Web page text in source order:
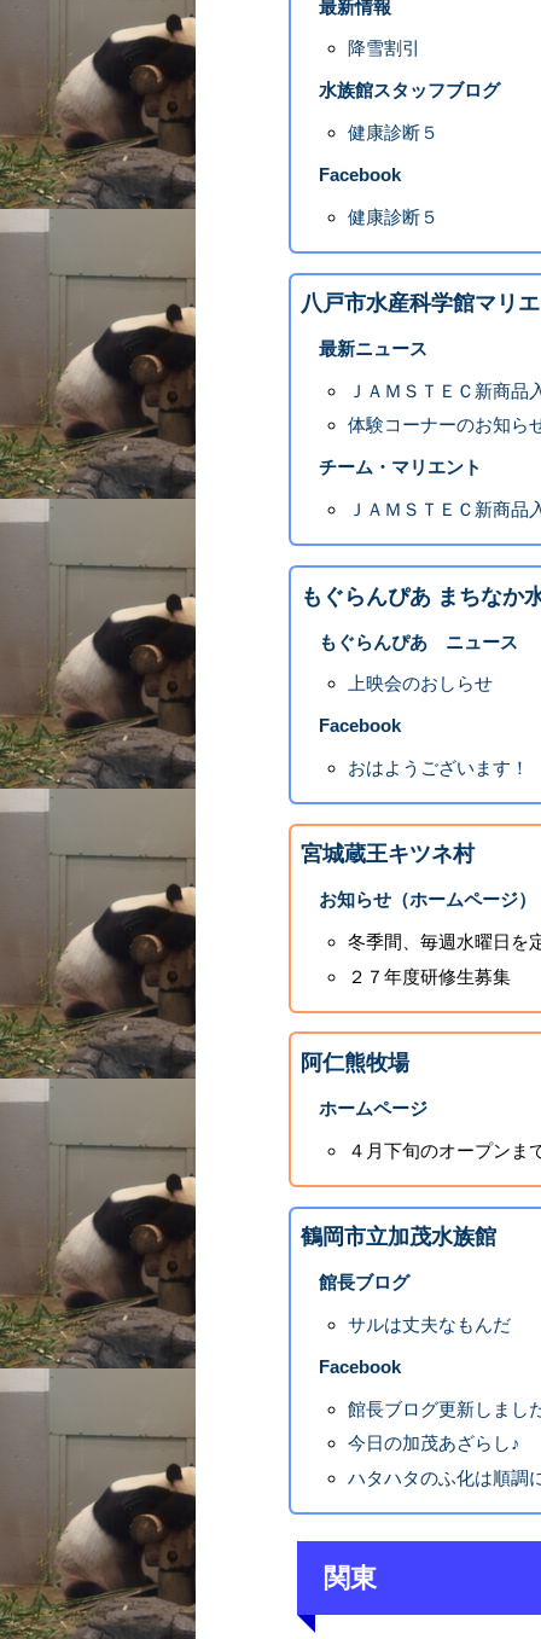
最新情報
降雪割引
水族館スタッフブログ
健康診断５
Facebook
健康診断５
八戸市水産科学館マリ
最新ニュース
ＪＡＭＳＴＥＣ新商品
体験コーナーのお知ら
チーム・マリエント
ＪＡＭＳＴＥＣ新商品
もぐらんぴあ まちなか
もぐらんぴあ ニュース
上映会のおしらせ
Facebook
おはようございます！
宮城蔵王キツネ村
お知らせ（ホームページ）
冬季間、毎週水曜日を
２７年度研修生募集
阿仁熊牧場
ホームページ
４月下旬のオープンま
鶴岡市立加茂水族館
館長ブログ
サルは丈夫なもんだ
Facebook
館長ブログ更新しまし
今日の加茂あざらし♪
ハタハタのふ化は順調
関東